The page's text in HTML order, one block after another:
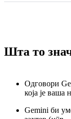
Шта то
Одговори
која је ваша
Gemini би